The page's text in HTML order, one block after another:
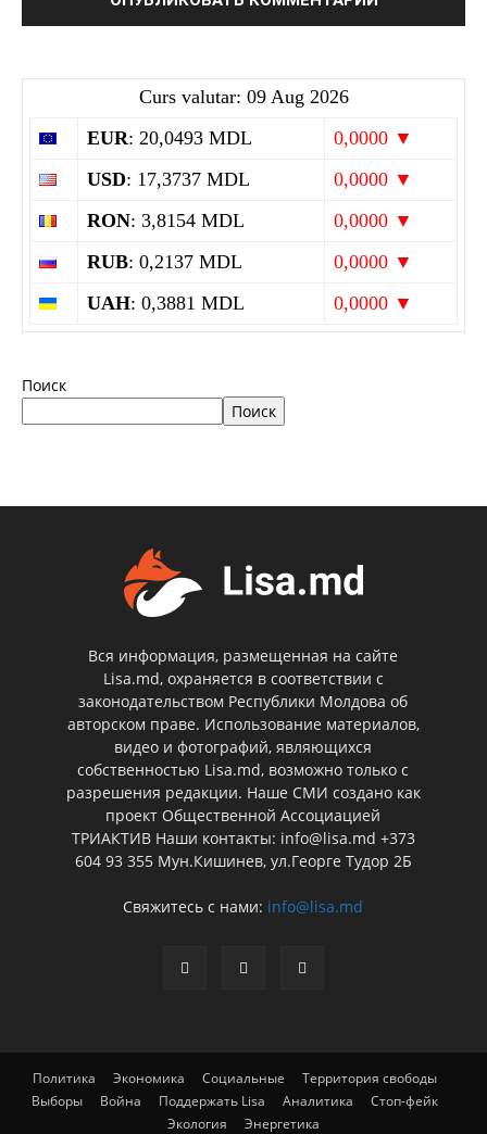
Curs valutar: 09 Aug 2026
EUR: 20,0493 MDL
0,0000 ▼
USD: 17,3737 MDL
0,0000 ▼
RON: 3,8154 MDL
0,0000 ▼
RUB: 0,2137 MDL
0,0000 ▼
UAH: 0,3881 MDL 0,0000 ▼
Поиск
Поиск
Вся информация, размещенная на сайте
Lisa.md, охраняется в соответствии с
законодательством Республики Молдова об
авторском праве. Использование материалов,
видео и фотографий, являющихся
собственностью Lisa.md, возможно только с
разрешения редакции. Наше СМИ создано как
проект Общественной Ассоциацией
ТРИАКТИВ Наши контакты: info@lisa.md +373
604 93 355 Мун.Кишинев, ул.Георге Тудор 2Б
Свяжитесь с нами: info@lisa.md
Политика Экономика Социальные
Территория свободы
Выборы
Война Поддержать Lisa Аналитика
Стоп-фейк
Экология
Энергетика